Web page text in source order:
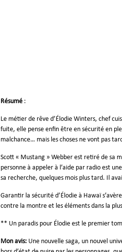
Résumé :
Le métier de rêve d’Élodie Winters, chef
fuite, elle pense enfin être en sécurité en
malchance… mais les choses ne vont pas
Scott « Mustang » Webber est retiré de sa
personne à appeler à l’aide par radio est
sa recherche, quelques mois plus tard. Il
Garantir la sécurité d’Élodie à Hawaï
contre la montre et les éléments dans la
** Un paradis pour Élodie est le premier
Mon avis: Une nouvelle saga, un nouvel